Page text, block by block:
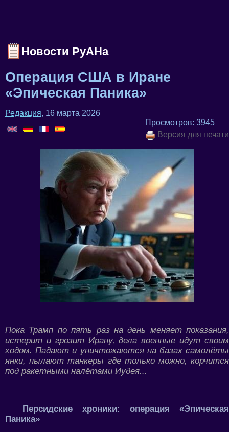
Новости РуАНа
Операция США в Иране
«Эпическая Паника»
Редакция, 16 марта 2026
Просмотров: 3945
Версия для печати
Пока Трамп по пять раз на день меняет показания,
истерит и грозит Ирану, дела военные идут своим
ходом. Падают и уничтожаются на базах самолёты
янки, пылают танкеры где только можно, корчится
под ракетными налётами Иудея...
Персидские хроники: операция «Эпическая
Паника»